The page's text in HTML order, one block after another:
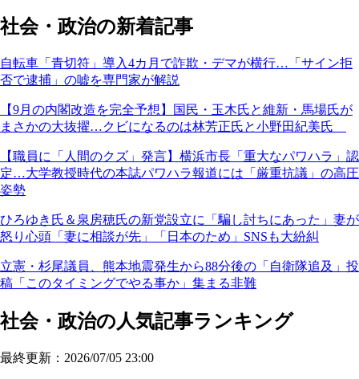
社会・政治の新着記事
自転車「青切符」導入4カ月で詐欺・デマが横行…「サイン拒
否で逮捕」の嘘を専門家が解説
【9月の内閣改造を完全予想】国民・玉木氏と維新・馬場氏が
まさかの大抜擢…クビになるのは林芳正氏と小野田紀美氏
【職員に「人間のクズ」発言】横浜市長「重大なパワハラ」認
定…大学教授時代の本誌パワハラ報道には「厳重抗議」の高圧
姿勢
ひろゆき氏＆泉房穂氏の新党設立に「騙し討ちにあった」妻が
怒り心頭「妻に相談が先」「日本のため」SNSも大紛糾
立憲・杉尾議員、熊本地震発生から88分後の「自衛隊追及」投
稿「このタイミングでやる事か」集まる非難
社会・政治の人気記事ランキング
最終更新：2026/07/05 23:00